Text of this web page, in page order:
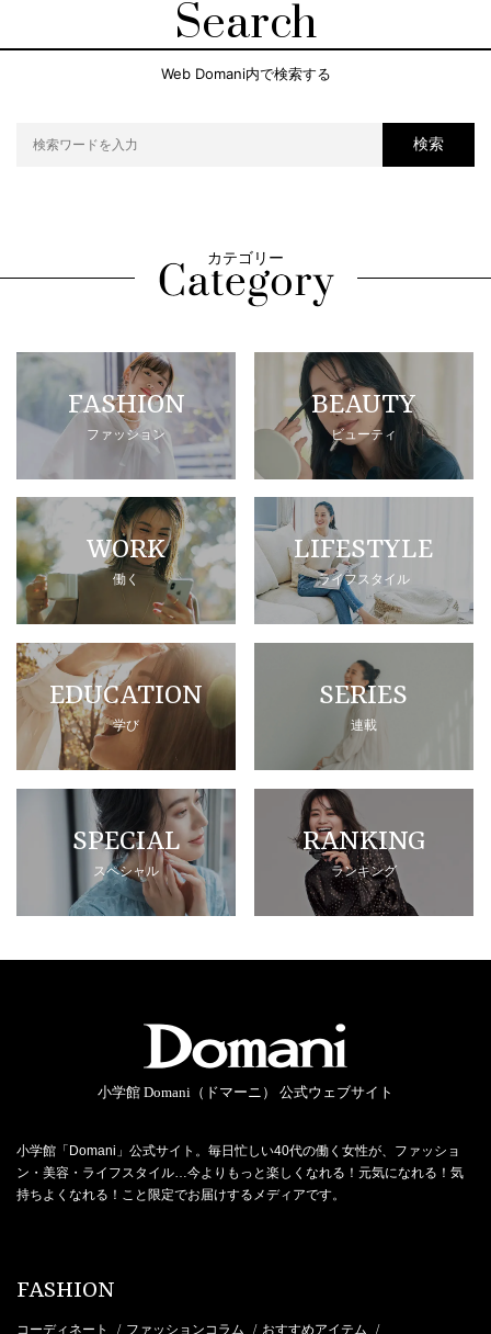
Search
Web Domani内で検索する
検索
カテゴリー
FASHION
ファッション
BEAUTY
ビューティ
WORK
働く
LIFESTYLE
ライフスタイル
EDUCATION
学び
SERIES
連載
SPECIAL
スペシャル
RANKING
ランキング
小学館 Domani（ドマーニ） 公式ウェブサイト
小学館「Domani」公式サイト。毎日忙しい40代の働く女性が、ファッショ
ン・美容・ライフスタイル…今よりもっと楽しくなれる！元気になれる！気
持ちよくなれる！こと限定でお届けするメディアです。
FASHION
コーディネート / ファッションコラム / おすすめアイテム /